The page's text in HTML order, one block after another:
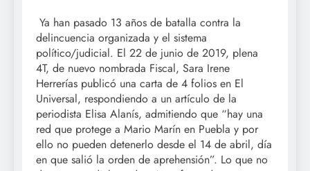
Ya han pasado 13 años de batalla contra la
delincuencia organizada y el sistema
político/judicial. El 22 de junio de 2019, plena
4T, de nuevo nombrada Fiscal, Sara Irene
Herrerías publicó una carta de 4 folios en El
Universal, respondiendo a un artículo de la
periodista Elisa Alanís, admitiendo que “hay una
red que protege a Mario Marín en Puebla y por
ello no pueden detenerlo desde el 14 de abril, día
en que salió la orden de aprehensión”. Lo que no